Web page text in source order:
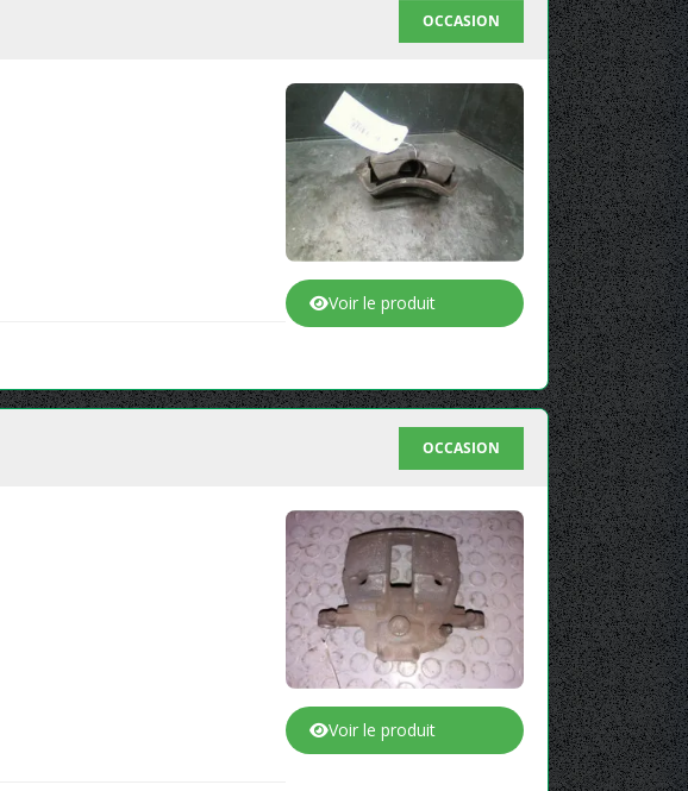
OCCASION
Voir le produit
OCCASION
Voir le produit